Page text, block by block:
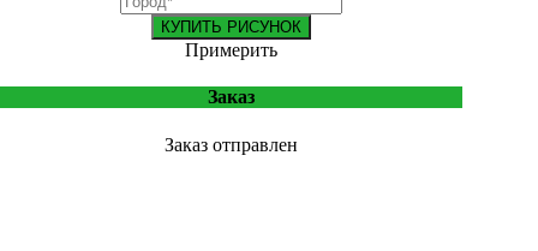
КУПИТЬ РИСУНОК
Примерить
Заказ
Заказ отправлен